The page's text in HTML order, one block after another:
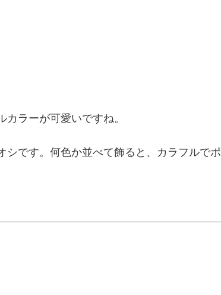
ラーが可愛いですね。
シです。何色か並べて飾ると、カラフルでポ